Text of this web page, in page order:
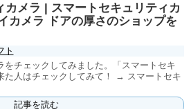
カメラ | スマートセキュリティカ
カメラ ドアの厚さのショップを
ト
をチェックしてみました。「スマートセキ
た人はチェックしてみて！ → スマートセキ
記事を読む